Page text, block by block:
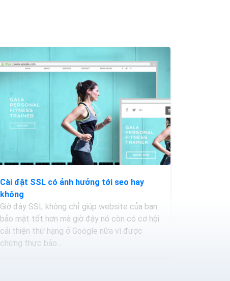
Cài đặt SSL có ảnh hưởng tới seo hay
không
Giờ đây SSL không chỉ giúp website của bạn
bảo mật tốt hơn mà giờ đây nó còn có cơ hội
cải thiện thứ hạng ở Google nữa vì được
chứng thực bảo...